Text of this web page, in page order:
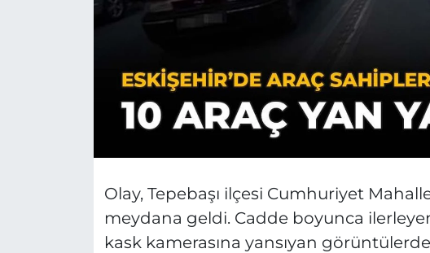
Olay, Tepebaşı ilçesi Cumhuriyet
meydana geldi. Cadde boyunca
kask kamerasına yansıyan